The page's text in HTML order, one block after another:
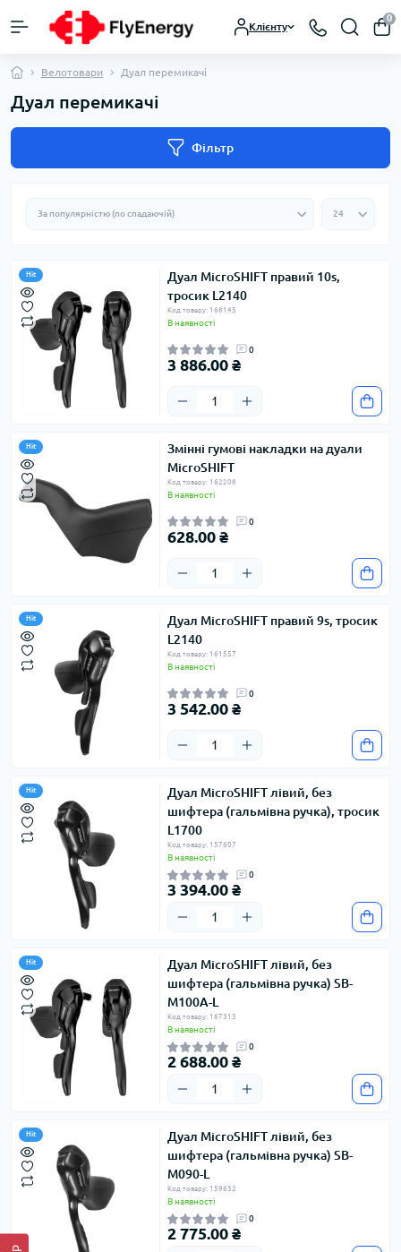
Клієнту
0
Велотовари Дуал перемикачі
Дуал перемикачі
Фільтр
Hit
Дуал MicroSHIFT правий 10s,
тросик L2140
Код товару: 168145
В наявності
0
3 886.00 ₴
Hit
Змінні гумові накладки на дуали
MicroSHIFT
Код товару: 162208
В наявності
0
628.00 ₴
Hit
Дуал MicroSHIFT правий 9s, тросик
L2140
Код товару: 161557
В наявності
0
3 542.00 ₴
Hit
Дуал MicroSHIFT лівий, без
шифтера (гальмівна ручка), тросик
L1700
Код товару: 157607
В наявності
0
3 394.00 ₴
Hit
Дуал MicroSHIFT лівий, без
шифтера (гальмівна ручка) SB-
M100A-L
Код товару: 167313
В наявності
0
2 688.00 ₴
Hit
Дуал MicroSHIFT лівий, без
шифтера (гальмівна ручка) SB-
M090-L
Код товару: 159632
В наявності
0
2 775.00 ₴